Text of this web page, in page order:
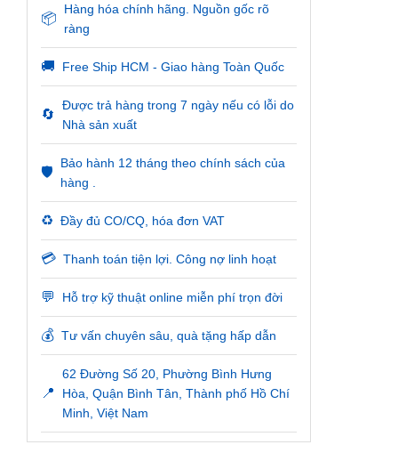
📦
Hàng hóa chính hãng. Nguồn gốc rõ
ràng
🚚 Free Ship HCM - Giao hàng Toàn Quốc
🔄
Được trả hàng trong 7 ngày nếu có lỗi do
Nhà sản xuất
🛡️
Bảo hành 12 tháng theo chính sách của
hàng .
♻️ Đầy đủ CO/CQ, hóa đơn VAT
💳 Thanh toán tiện lợi. Công nợ linh hoạt
💬 Hỗ trợ kỹ thuật online miễn phí trọn đời
💰 Tư vấn chuyên sâu, quà tặng hấp dẫn
📍
62 Đường Số 20, Phường Bình Hưng
Hòa, Quận Bình Tân, Thành phố Hồ Chí
Minh, Việt Nam